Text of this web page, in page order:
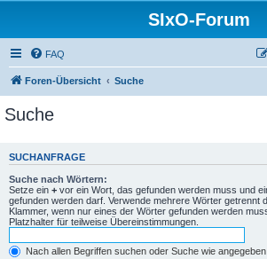
SIxO-Forum
FAQ
Foren-Übersicht Suche
Suche
SUCHANFRAGE
Suche nach Wörtern:
Setze ein + vor ein Wort, das gefunden werden muss und
gefunden werden darf. Verwende mehrere Wörter getrennt
Klammer, wenn nur eines der Wörter gefunden werden
Platzhalter für teilweise Übereinstimmungen.
Nach allen Begriffen suchen oder Suche wie